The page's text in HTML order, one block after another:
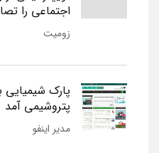
اجتماعی را
زومیت
پارک
پتروشیمی آمد
مدیر اینفو